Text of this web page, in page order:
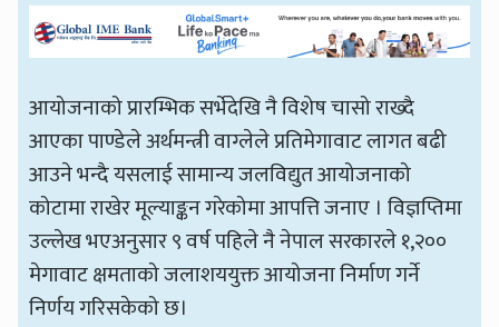
आयोजनाको प्रारम्भिक सर्भेदेखि नै विशेष चासो राख्दै
आएका पाण्डेले अर्थमन्त्री वाग्लेले प्रतिमेगावाट लागत बढी
आउने भन्दै यसलाई सामान्य जलविद्युत आयोजनाको
कोटामा राखेर मूल्याङ्कन गरेकोमा आपत्ति जनाए । विज्ञप्तिमा
उल्लेख भएअनुसार ९ वर्ष पहिले नै नेपाल सरकारले १,२००
मेगावाट क्षमताको जलाशययुक्त आयोजना निर्माण गर्ने
निर्णय गरिसकेको छ।